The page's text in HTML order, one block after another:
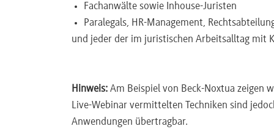
Betriebsübergang (§ 613a BGB)
Einführung von Hinweisgebersystemen
Prompting-Techniken für juristische
Qualitätssicherung und juristische Prüfung
Integration in den Kanzlei- bzw.
Fachanwälte sowie Inhouse-Juristen
Paralegals, HR-Management,
und jeder der im juristischen Arbeitsalltag mit
Hinweis: Am Beispiel von Beck-Noxtua zeigen
Live-Webinar vermittelten Techniken sind
Anwendungen übertragbar.